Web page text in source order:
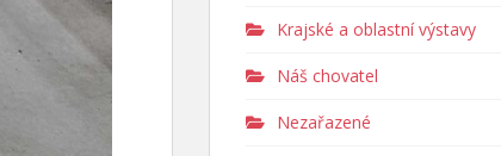
Krajské a oblastní výstavy
Náš chovatel
Nezařazené